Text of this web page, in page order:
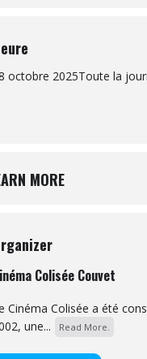
octobre 2025Toute la
MORE
Colisée Couvet
Cinéma Colisée a été
une...
Read More.